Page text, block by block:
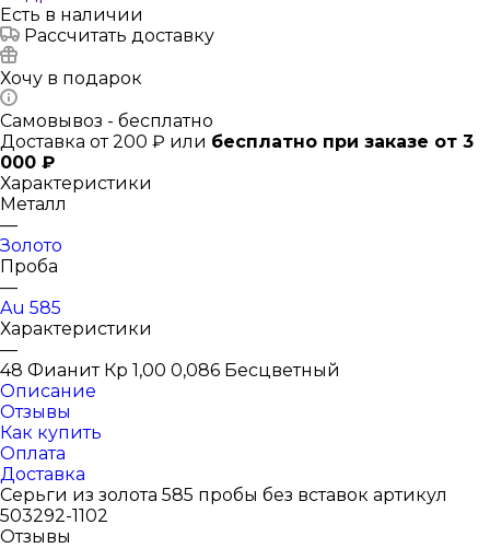
Есть в наличии
Рассчитать доставку
Хочу в подарок
Самовывоз - бесплатно
Доставка от 200 ₽ или бесплатно при заказе от 3
000 ₽
Характеристики
Металл
—
Золото
Проба
—
Au 585
Характеристики
—
48 Фианит Кр 1,00 0,086 Бесцветный
Описание
Отзывы
Как купить
Оплата
Доставка
Серьги из золота 585 пробы без вставок артикул
503292-1102
Отзывы